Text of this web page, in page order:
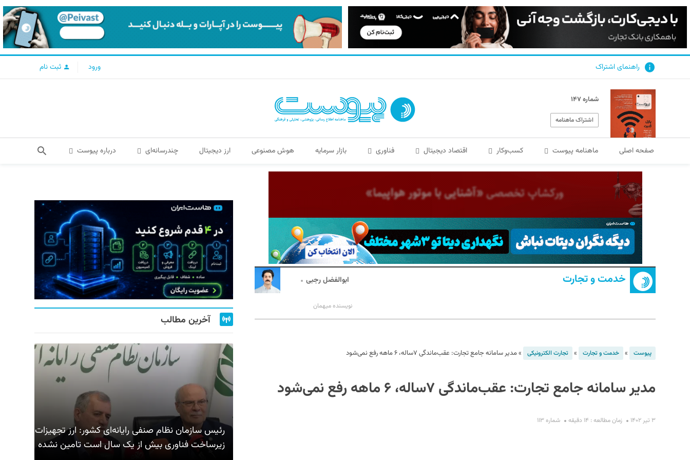
راهنمای اشتراک ورود ثبت نام
شماره ۱۴۷
اشتراک ماهنامه
صفحه اصلی ماهنامه پیوست کسب‌و‌کار اقتصاد دیجیتال فناوری بازار سرمایه هوش مصنوعی ارز دیجیتال چندرسانه‌ای درباره پیوست
خدمت و تجارت ابوالفضل رجبی
نویسنده میهمان
پیوست » خدمت و تجارت » تجارت الکترونیکی »مدیر سامانه جامع تجارت: عقب‌ماندگی ۷ساله، ۶‌ ماهه رفع نمی‌شود
مدیر سامانه جامع تجارت: عقب‌ماندگی ۷ساله، ۶‌ ماهه رفع نمی‌شود
۳ تیر ۱۴۰۲ زمان مطالعه : ۱۴ دقیقه شماره ۱۱۳
آخرین مطالب
رئیس سازمان نظام صنفی رایانه‌ای کشور: ارز تجهیزات
زیرساخت فناوری بیش از یک سال است تامین نشده